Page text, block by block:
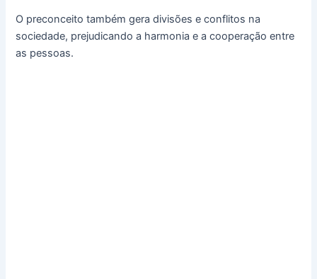
O preconceito também gera divisões e conflitos na
sociedade, prejudicando a harmonia e a cooperação entre
as pessoas.